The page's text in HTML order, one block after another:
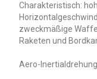
Charakteristisch:
zweckmäßige
Raketen und
Aero-Inertialdrehung